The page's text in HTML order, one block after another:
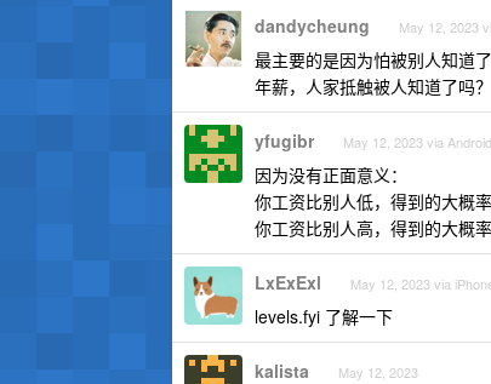
dandycheung May 12, 2023
最主要的是因为怕被别人知道
年薪，人家抵触被人知道了吗？
yfugibr May 12, 2023 via Android
因为没有正面意义：
你工资比别人低，得到的大概
你工资比别人高，得到的大概
LxExExl May 12, 2023 via
levels.fyi 了解一下
kalista May 12, 2023